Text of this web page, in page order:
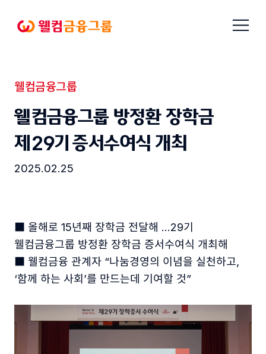
바로가기
메뉴
열기
보도자료
웰컴금융그룹
웰컴금융그룹 방정환 장학금
제29기 증서수여식 개최
2025.02.25
■ 올해로 15년째 장학금 전달해 …29기
웰컴금융그룹 방정환 장학금 증서수여식 개최해
■ 웰컴금융 관계자 “나눔경영의 이념을 실천하고,
‘함께 하는 사회’를 만드는데 기여할 것”